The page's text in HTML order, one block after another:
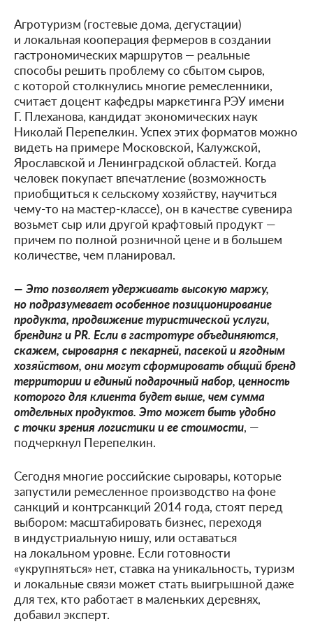
Агротуризм (гостевые дома, дегустации)
и локальная кооперация фермеров в создании
гастрономических маршрутов — реальные
способы решить проблему со сбытом сыров,
с которой столкнулись многие ремесленники,
считает доцент кафедры маркетинга РЭУ имени
Г. Плеханова, кандидат экономических наук
Николай Перепелкин. Успех этих форматов можно
видеть на примере Московской, Калужской,
Ярославской и Ленинградской областей. Когда
человек покупает впечатление (возможность
приобщиться к сельскому хозяйству, научиться
чему-то на мастер-классе), он в качестве сувенира
возьмет сыр или другой крафтовый продукт —
причем по полной розничной цене и в большем
количестве, чем планировал.
— Это позволяет удерживать высокую маржу,
но подразумевает особенное позиционирование
продукта, продвижение туристической услуги,
брендинг и PR. Если в гастротуре объединяются,
скажем, сыроварня с пекарней, пасекой и ягодным
хозяйством, они могут сформировать общий бренд
территории и единый подарочный набор, ценность
которого для клиента будет выше, чем сумма
отдельных продуктов. Это может быть удобно
с точки зрения логистики и ее стоимости, —
подчеркнул Перепелкин.
Сегодня многие российские сыровары, которые
запустили ремесленное производство на фоне
санкций и контрсанкций 2014 года, стоят перед
выбором: масштабировать бизнес, переходя
в индустриальную нишу, или оставаться
на локальном уровне. Если готовности
«укрупняться» нет, ставка на уникальность, туризм
и локальные связи может стать выигрышной даже
для тех, кто работает в маленьких деревнях,
добавил эксперт.